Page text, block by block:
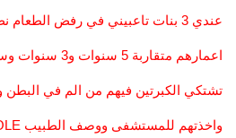
عندي 3 بنات تاعبيني في رفض الطعام نص من الغيرة ونص من الدود
اعمارهم متقاربة 5 سنوات و3 سنوات وسنة
تشتكي الكبرتين فيهم من الم في البطن